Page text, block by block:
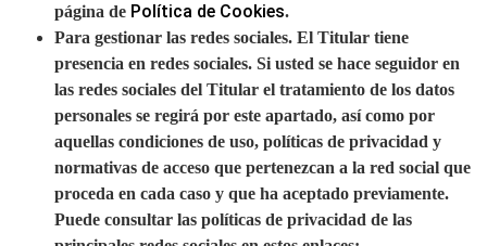
página de Política de Cookies.
Para gestionar las redes sociales. El Titular tiene
presencia en redes sociales. Si usted se hace seguidor en
las redes sociales del Titular el tratamiento de los datos
personales se regirá por este apartado, así como por
aquellas condiciones de uso, políticas de privacidad y
normativas de acceso que pertenezcan a la red social que
proceda en cada caso y que ha aceptado previamente.
Puede consultar las políticas de privacidad de las